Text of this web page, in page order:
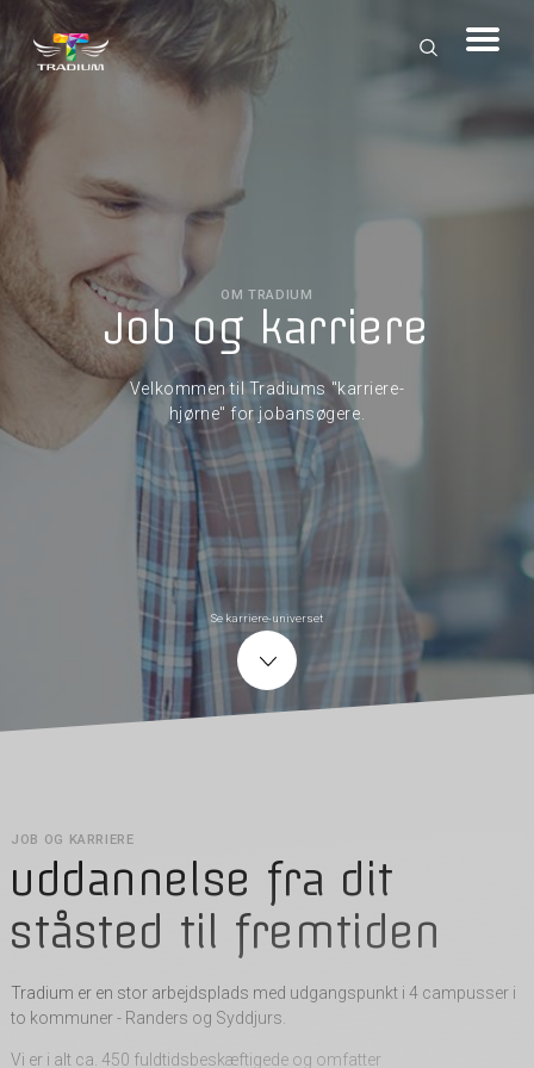
OM TRADIUM
Job og karriere
Velkommen til Tradiums "karriere-
hjørne" for jobansøgere.
Se karriere-universet
JOB OG KARRIERE
uddannelse fra dit
ståsted til fremtiden
Tradium er en stor arbejdsplads med udgangspunkt i 4 campusser i
to kommuner - Randers og Syddjurs.
Vi er i alt ca. 450 fuldtidsbeskæftigede og omfatter